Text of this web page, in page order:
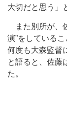
大切だと思う」
また別所が、
演”をしている
何度も大森監督
と語ると、佐藤
た。